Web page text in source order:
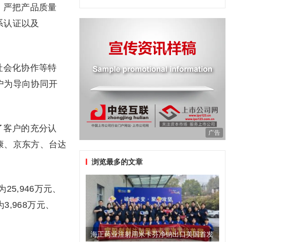
严把产品质量
证以及
会化协作等特
为导向协同开
户的充分认
、京东方、台达
万元、
万元、
广告
浏览最多的文章
海正药业注射用米卡芬净钠出口美国首发